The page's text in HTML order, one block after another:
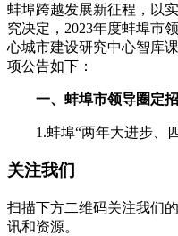
蚌埠跨越发展新征程，以
究决定，2023年度蚌埠市
心城市建设研究中心智库
项公告如下：
一、蚌埠市领导圈定
1.蚌埠“两年大进步、
关注我们
扫描下方二维码关注我们
讯和资源。